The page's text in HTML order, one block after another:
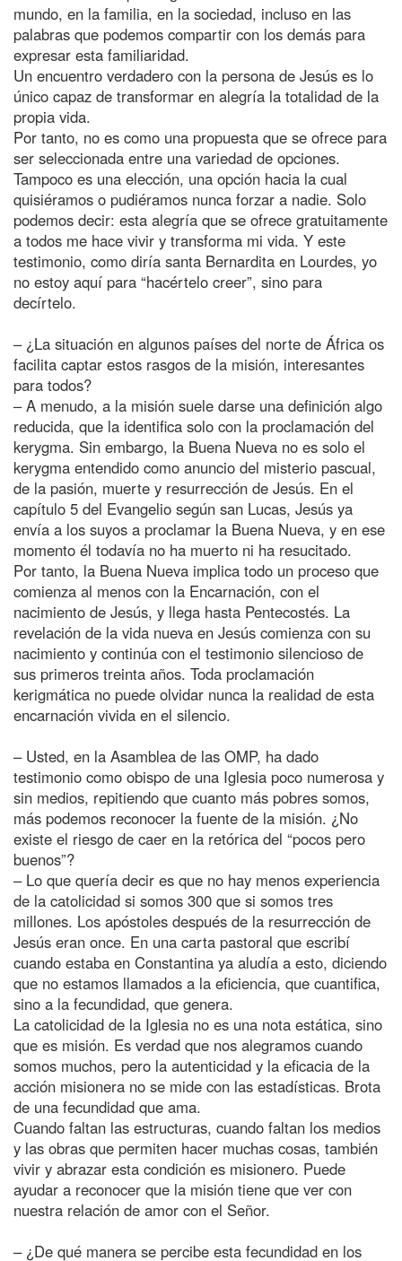
mundo, en la familia, en la sociedad, incluso en las
palabras que podemos compartir con los demás para
expresar esta familiaridad.
Un encuentro verdadero con la persona de Jesús es lo
único capaz de transformar en alegría la totalidad de la
propia vida.
Por tanto, no es como una propuesta que se ofrece para
ser seleccionada entre una variedad de opciones.
Tampoco es una elección, una opción hacia la cual
quisiéramos o pudiéramos nunca forzar a nadie. Solo
podemos decir: esta alegría que se ofrece gratuitamente
a todos me hace vivir y transforma mi vida. Y este
testimonio, como diría santa Bernardita en Lourdes, yo
no estoy aquí para “hacértelo creer”, sino para
decírtelo.
– ¿La situación en algunos países del norte de África os
facilita captar estos rasgos de la misión, interesantes
para todos?
– A menudo, a la misión suele darse una definición algo
reducida, que la identifica solo con la proclamación del
kerygma. Sin embargo, la Buena Nueva no es solo el
kerygma entendido como anuncio del misterio pascual,
de la pasión, muerte y resurrección de Jesús. En el
capítulo 5 del Evangelio según san Lucas, Jesús ya
envía a los suyos a proclamar la Buena Nueva, y en ese
momento él todavía no ha muerto ni ha resucitado.
Por tanto, la Buena Nueva implica todo un proceso que
comienza al menos con la Encarnación, con el
nacimiento de Jesús, y llega hasta Pentecostés. La
revelación de la vida nueva en Jesús comienza con su
nacimiento y continúa con el testimonio silencioso de
sus primeros treinta años. Toda proclamación
kerigmática no puede olvidar nunca la realidad de esta
encarnación vivida en el silencio.
– Usted, en la Asamblea de las OMP, ha dado
testimonio como obispo de una Iglesia poco numerosa y
sin medios, repitiendo que cuanto más pobres somos,
más podemos reconocer la fuente de la misión. ¿No
existe el riesgo de caer en la retórica del “pocos pero
buenos”?
– Lo que quería decir es que no hay menos experiencia
de la catolicidad si somos 300 que si somos tres
millones. Los apóstoles después de la resurrección de
Jesús eran once. En una carta pastoral que escribí
cuando estaba en Constantina ya aludía a esto, diciendo
que no estamos llamados a la eficiencia, que cuantifica,
sino a la fecundidad, que genera.
La catolicidad de la Iglesia no es una nota estática, sino
que es misión. Es verdad que nos alegramos cuando
somos muchos, pero la autenticidad y la eficacia de la
acción misionera no se mide con las estadísticas. Brota
de una fecundidad que ama.
Cuando faltan las estructuras, cuando faltan los medios
y las obras que permiten hacer muchas cosas, también
vivir y abrazar esta condición es misionero. Puede
ayudar a reconocer que la misión tiene que ver con
nuestra relación de amor con el Señor.
– ¿De qué manera se percibe esta fecundidad en los